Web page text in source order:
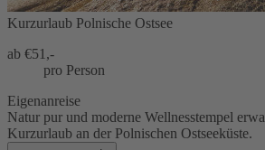
Kurzurlaub Polnische Ostsee
ab €51,-
pro Person
Eigenanreise
Natur pur und moderne Wellnesstempel
Kurzurlaub an der Polnischen Ostseeküste.